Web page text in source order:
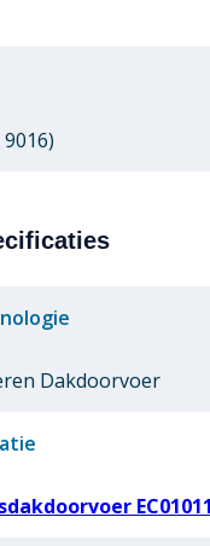
Dakdoorvoer